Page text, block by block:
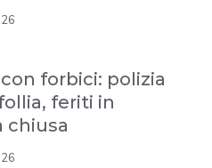
forbici: polizia
feriti in
chiusa